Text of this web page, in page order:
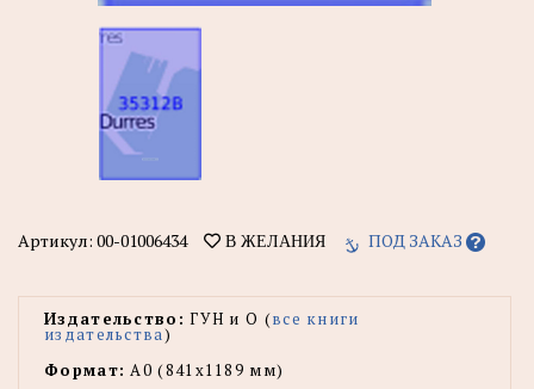
Артикул: 00-01006434 В ЖЕЛАНИЯ ПОД ЗАКАЗ
Издательство: ГУН и О (все книги
издательства)
Формат: А0 (841x1189 мм)